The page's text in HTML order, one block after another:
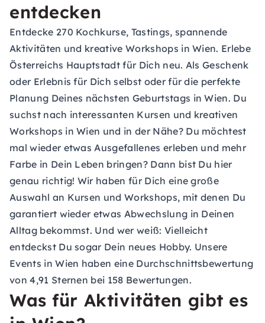
entdecken
Entdecke 270 Kochkurse, Tastings, spannende
Aktivitäten und kreative Workshops in Wien. Erlebe
Österreichs Hauptstadt für Dich neu. Als Geschenk
oder Erlebnis für Dich selbst oder für die perfekte
Planung Deines nächsten Geburtstags in Wien. Du
suchst nach interessanten Kursen und kreativen
Workshops in Wien und in der Nähe? Du möchtest
mal wieder etwas Ausgefallenes erleben und mehr
Farbe in Dein Leben bringen? Dann bist Du hier
genau richtig! Wir haben für Dich eine große
Auswahl an Kursen und Workshops, mit denen Du
garantiert wieder etwas Abwechslung in Deinen
Alltag bekommst. Und wer weiß: Vielleicht
entdeckst Du sogar Dein neues Hobby. Unsere
Events in Wien haben eine Durchschnittsbewertung
von 4,91 Sternen bei 158 Bewertungen.
Was für Aktivitäten gibt es